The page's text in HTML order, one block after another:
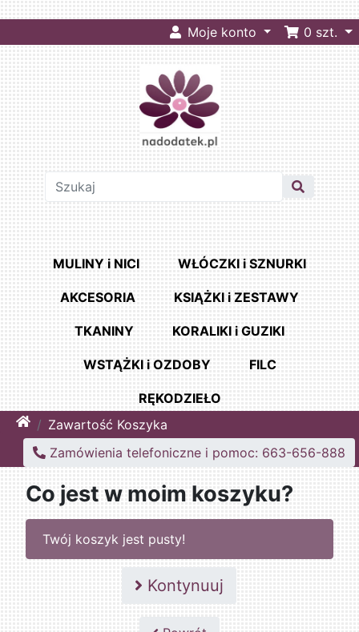
Moje konto 0 szt.
MULINY i NICI WŁÓCZKI i SZNURKI
AKCESORIA KSIĄŻKI i ZESTAWY
TKANINY KORALIKI i GUZIKI
WSTĄŻKI i OZDOBY FILC
RĘKODZIEŁO
HomeZawartość Koszyka
Zamówienia telefoniczne i pomoc: 663-656-888
Co jest w moim koszyku?
Twój koszyk jest pusty!
Kontynuuj